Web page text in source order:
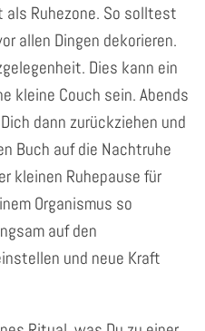
als Ruhezone. So solltest
allen Dingen dekorieren.
Dies kann ein
kleine Couch sein. Abends
dann zurückziehen und
Buch auf die Nachtruhe
kleinen Ruhepause für
Organismus so
auf den
und neue Kraft